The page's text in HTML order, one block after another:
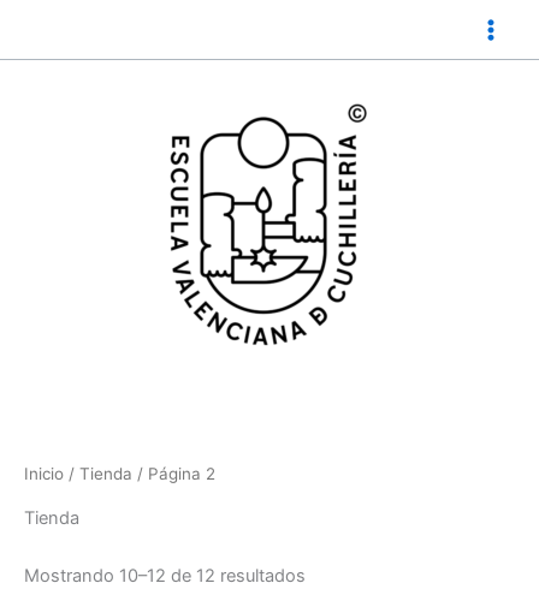
Inicio / Tienda / Página 2
Tienda
Mostrando 10–12 de 12 resultados